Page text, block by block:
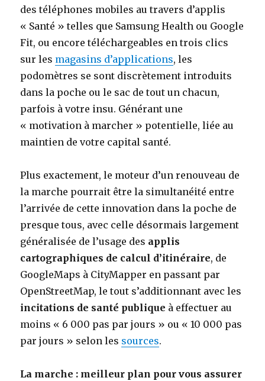
des téléphones mobiles au travers d’applis
« Santé » telles que Samsung Health ou Google
Fit, ou encore téléchargeables en trois clics
sur les magasins d’applications, les
podomètres se sont discrètement introduits
dans la poche ou le sac de tout un chacun,
parfois à votre insu. Générant une
« motivation à marcher » potentielle, liée au
maintien de votre capital santé.
Plus exactement, le moteur d’un renouveau de
la marche pourrait être la simultanéité entre
l’arrivée de cette innovation dans la poche de
presque tous, avec celle désormais largement
généralisée de l’usage des applis
cartographiques de calcul d’itinéraire, de
GoogleMaps à CityMapper en passant par
OpenStreetMap, le tout s’additionnant avec les
incitations de santé publique à effectuer au
moins « 6 000 pas par jours » ou « 10 000 pas
par jours » selon les sources.
La marche : meilleur plan pour vous assurer